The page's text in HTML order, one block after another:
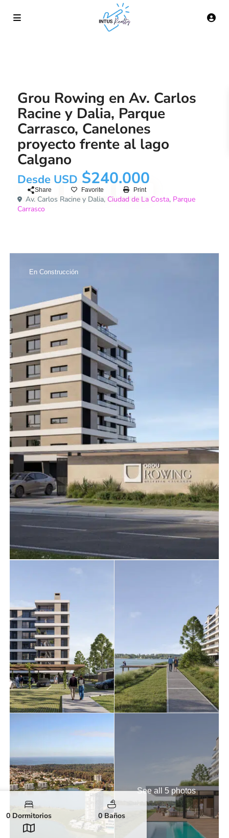
Grou Rowing en Av. Carlos
Racine y Dalia, Parque
Carrasco, Canelones
proyecto frente al lago
Calgano
Desde USD $240.000
Av. Carlos Racine y Dalia, Ciudad de La Costa, Parque
Carrasco
Share Favorite Print
En Construcción
See all 5 photos
0 Dormitorios 0 Baños